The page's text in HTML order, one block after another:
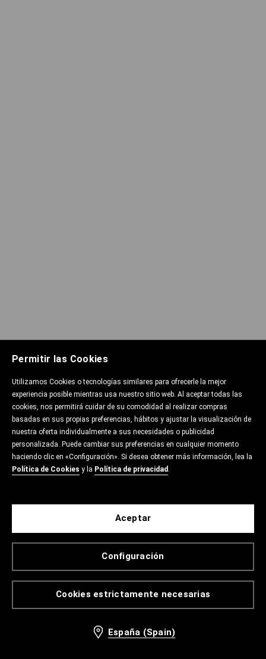
Permitir las Cookies
Utilizamos Cookies o tecnologías similares para ofrecerle la mejor
experiencia posible mientras usa nuestro sitio web. Al aceptar todas las
cookies, nos permitirá cuidar de su comodidad al realizar compras
basadas en sus propias preferencias, hábitos y ajustar la visualización de
nuestra oferta individualmente a sus necesidades o publicidad
personalizada. Puede cambiar sus preferencias en cualquier momento
haciendo clic en «Configuración». Si desea obtener más información, lea la
Política de Cookies y la Política de privacidad.
Cookies estrictamente necesarias
Configuración
Aceptar
España (Spain)